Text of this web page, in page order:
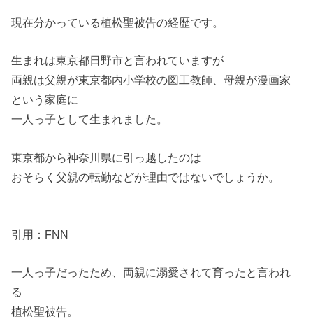
現在分かっている植松聖被告の経歴です。
生まれは東京都日野市と言われていますが
両親は父親が東京都内小学校の図工教師、母親が漫画家
という家庭に
一人っ子として生まれました。
東京都から神奈川県に引っ越したのは
おそらく父親の転勤などが理由ではないでしょうか。
引用：FNN
一人っ子だったため、両親に溺愛されて育ったと言われ
る
植松聖被告。